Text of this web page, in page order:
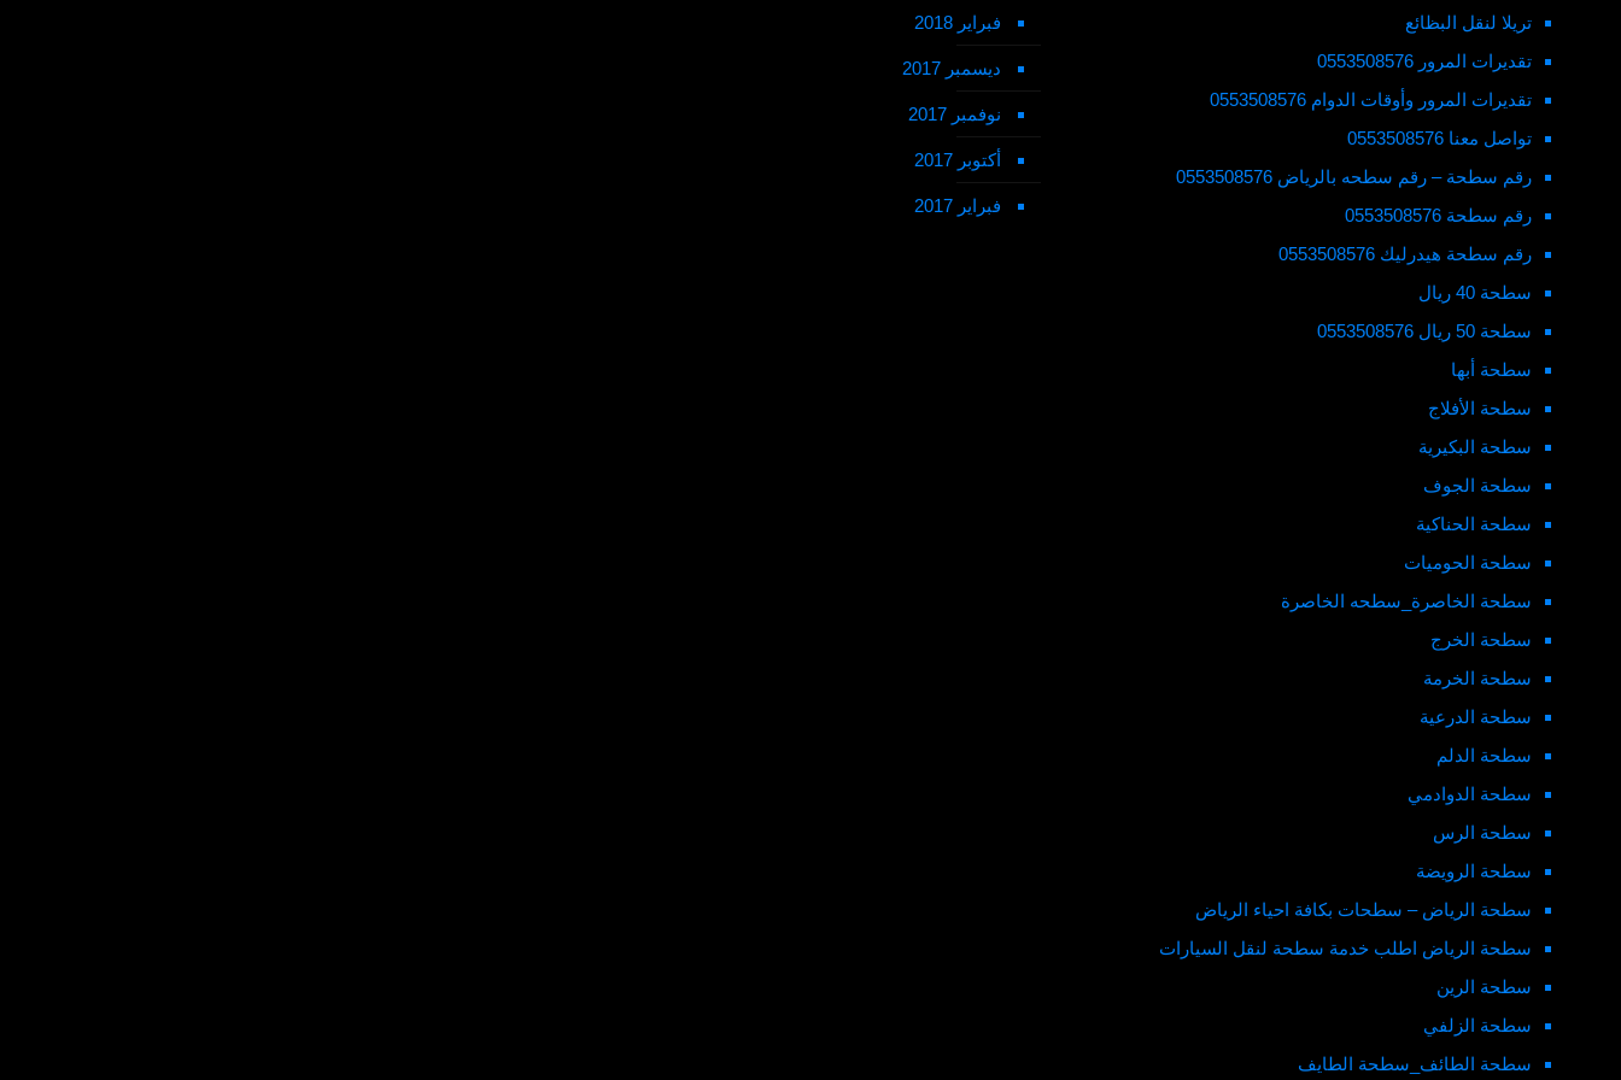
تريلا لنقل البظائع
تقديرات المرور 0553508576
تقديرات المرور وأوقات الدوام 0553508576
تواصل معنا 0553508576
رقم سطحة – رقم سطحه بالرياض 0553508576
رقم سطحة 0553508576
رقم سطحة هيدرليك 0553508576
سطحة 40 ريال
سطحة 50 ريال 0553508576
سطحة أبها
سطحة الأفلاج
سطحة البكيرية
سطحة الجوف
سطحة الحناكية
سطحة الحوميات
سطحة الخاصرة_سطحه الخاصرة
سطحة الخرج
سطحة الخرمة
سطحة الدرعية
سطحة الدلم
سطحة الدوادمي
سطحة الرس
سطحة الرويضة
سطحة الرياض – سطحات بكافة احياء الرياض
سطحة الرياض اطلب خدمة سطحة لنقل السيارات
سطحة الرين
سطحة الزلفي
سطحة الطائف_سطحة الطايف
فبراير 2018
ديسمبر 2017
نوفمبر 2017
أكتوبر 2017
فبراير 2017